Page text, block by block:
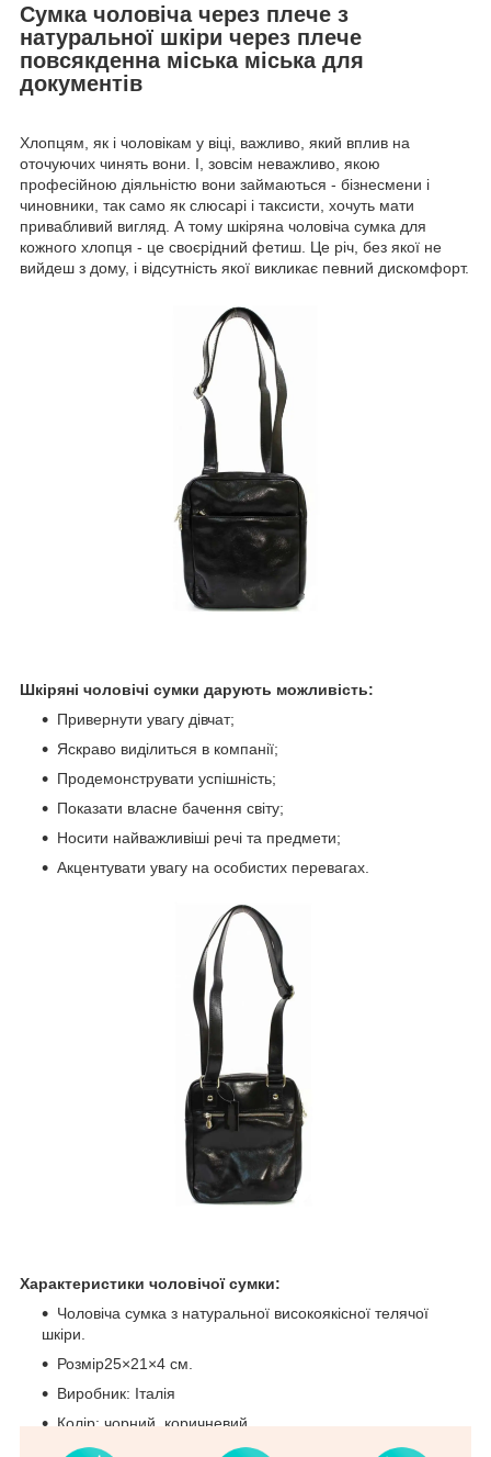
Сумка чоловіча через плече з
натуральної шкіри через плече
повсякденна міська міська для
документів
Хлопцям, як і чоловікам у віці, важливо, який вплив на
оточуючих чинять вони. І, зовсім неважливо, якою
професійною діяльністю вони займаються - бізнесмени і
чиновники, так само як слюсарі і таксисти, хочуть мати
привабливий вигляд. А тому шкіряна чоловіча сумка для
кожного хлопця - це своєрідний фетиш. Це річ, без якої не
вийдеш з дому, і відсутність якої викликає певний дискомфорт.
Шкіряні чоловічі сумки дарують можливість:
Привернути увагу дівчат;
Яскраво виділиться в компанії;
Продемонструвати успішність;
Показати власне бачення світу;
Носити найважливіші речі та предмети;
Акцентувати увагу на особистих перевагах.
Характеристики чоловічої сумки:
Чоловіча сумка з натуральної високоякісної телячої
шкіри.
Розмір25×21×4 см.
Виробник: Італія
Колір: чорний, коричневий.